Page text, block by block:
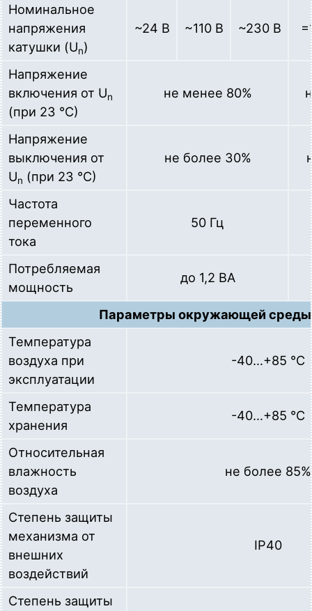
Номинальное
напряжения
катушки (Un)
~24 В ~110 В ~230 В
Напряжение
включения от Un
(при 23 °C)
не менее 80%
Напряжение
выключения от
Un (при 23 °C)
не более 30%
Частота
переменного
тока
50 Гц
Потребляемая
мощность
до 1,2 ВА
Параметры окружающей среды
Температура
воздуха при
эксплуатации
-40…+85 °C
Температура
хранения
-40…+85 °C
Относительная
влажность
воздуха
не более 85%
Степень защиты
механизма от
внешних
воздействий
IP40
Степень защиты